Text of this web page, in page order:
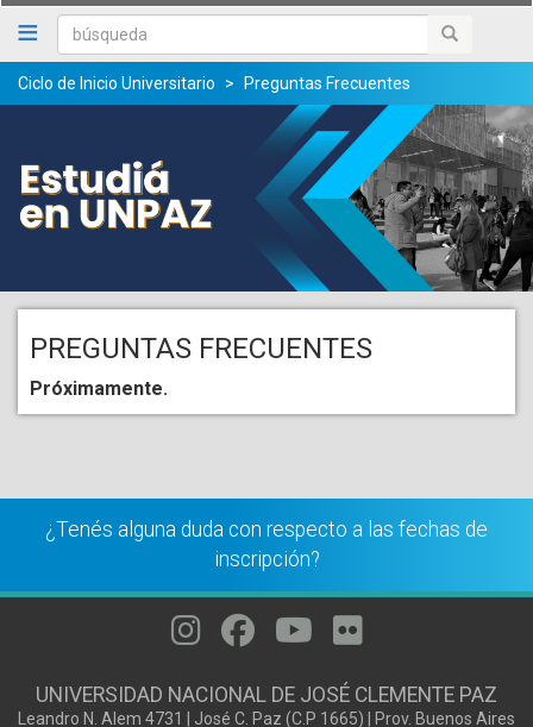
búsqueda búsqueda
Ciclo de Inicio Universitario Preguntas Frecuentes
PREGUNTAS FRECUENTES
Próximamente.
¿Tenés alguna duda con respecto a las fechas de
inscripción?
UNIVERSIDAD NACIONAL DE JOSÉ CLEMENTE PAZ
Leandro N. Alem 4731 | José C. Paz (C.P 1665) | Prov. Buenos Aires